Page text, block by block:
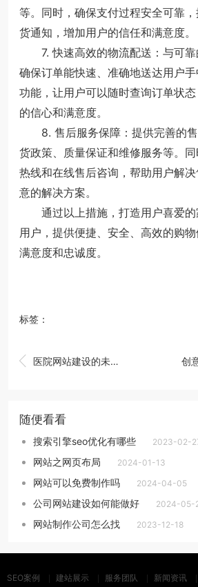
等。同时，确保支付过程安全可靠
货通知，增加用户的信任和满意度。
7. 快速高效的物流配送：与可靠
确保订单能快速、准确地送达用户
功能，让用户可以随时查询订单状
的信心和满意度。
8. 售后服务保障：提供完善的售
货政策、质量保证和维修服务等。
热线和在线售后咨询，帮助用户解
意的解决方案。
通过以上措施，打造用户喜爱的
用户，提供便捷、安全、高效的购
满意度和忠诚度。
标签：
 医院网站建设的未来趋势 创意教
随便看看
搜索引擎seo优化有哪些 2023-02-
网站之网页布局 2024-01-13
网站可以免费制作吗 2024-04-05
公司网站建设如何能做好 2024-05-
网站制作公司怎么找 2023-12-18
SEO案例 建站展示 服务团队 新闻资讯